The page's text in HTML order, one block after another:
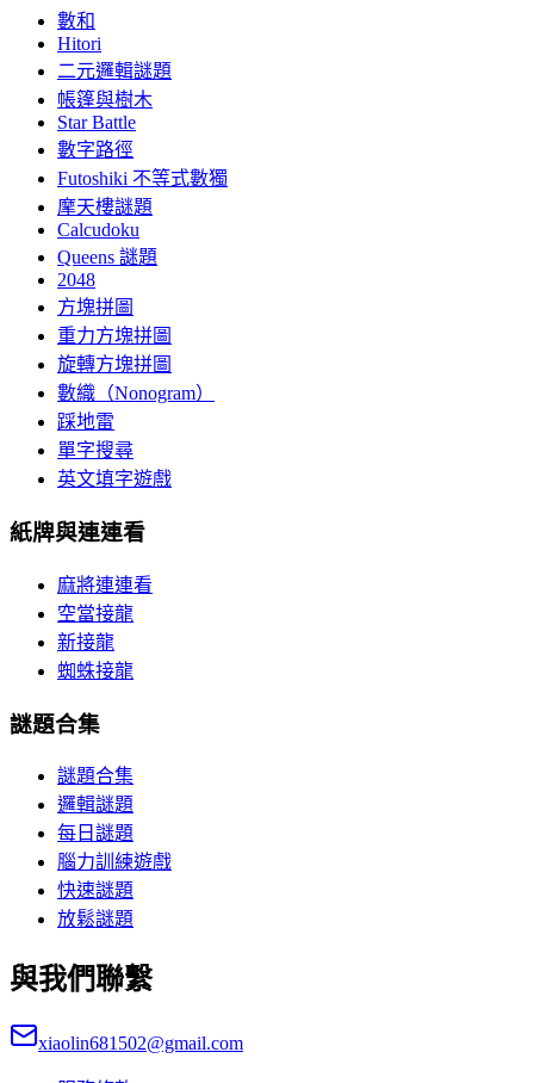
數和
Hitori
二元邏輯謎題
帳篷與樹木
Star Battle
數字路徑
Futoshiki 不等式數獨
摩天樓謎題
Calcudoku
Queens 謎題
2048
方塊拼圖
重力方塊拼圖
旋轉方塊拼圖
數織（Nonogram）
踩地雷
單字搜尋
英文填字遊戲
紙牌與連連看
麻將連連看
空當接龍
新接龍
蜘蛛接龍
謎題合集
謎題合集
邏輯謎題
每日謎題
腦力訓練遊戲
快速謎題
放鬆謎題
與我們聯繫
xiaolin681502@gmail.com